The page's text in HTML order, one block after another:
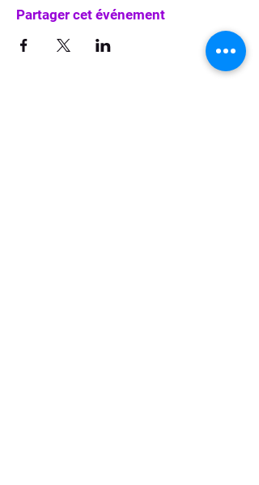
Partager cet événement